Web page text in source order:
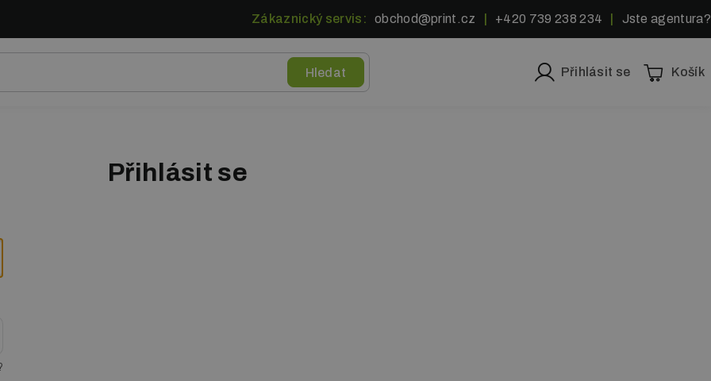
Zákaznický servis: obchod@print.cz +420 739 238 234 Jste agentura?
Přihlásit se Košík
Přihlásit se